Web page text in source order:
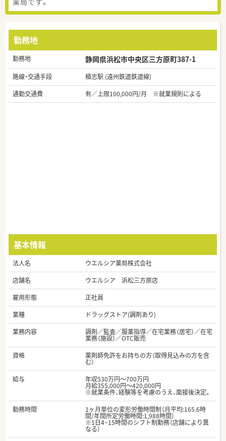
勤務地
勤務地 静岡県浜松市中央区三方原町387-1
路線・交通手段
積志駅 (遠州鉄道鉄道線)
通勤交通費
有／上限100,000円/月 ※就業規則による
基本情報
法人名
ウエルシア薬局株式会社
店舗名
ウエルシア 浜松三方原店
雇用形態
正社員
業種
ドラッグストア(調剤あり)
業務内容
調剤／監査／服薬指導／在宅業務（居宅）／在宅
業務（施設）／OTC販売
資格
薬剤師免許をお持ちの方（取得見込みの方を含
む）
給与
年収530万円～700万円
月給355,000円～420,000円
※就業条件、経験等を考慮のうえ、面接後決定。
勤務時間
1ヶ月単位の変形労働時間制（月平均:165.6時
間/年間所定労働時間:1,988時間）
※1日4~15時間のシフト制勤務（店舗により異
なる）